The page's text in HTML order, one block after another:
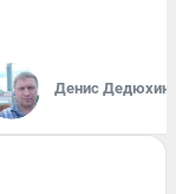
Денис Дедюхин